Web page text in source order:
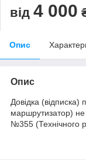
від 4 000
Опис
Опис
Довідка
маршрутизатор)
№355 (Технічного